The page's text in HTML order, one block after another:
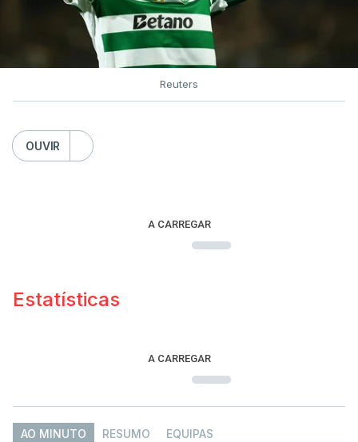
Reuters
OUVIR
A CARREGAR
Estatísticas
A CARREGAR
AO MINUTO RESUMO EQUIPAS